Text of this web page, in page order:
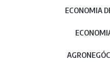
ECONOMIA